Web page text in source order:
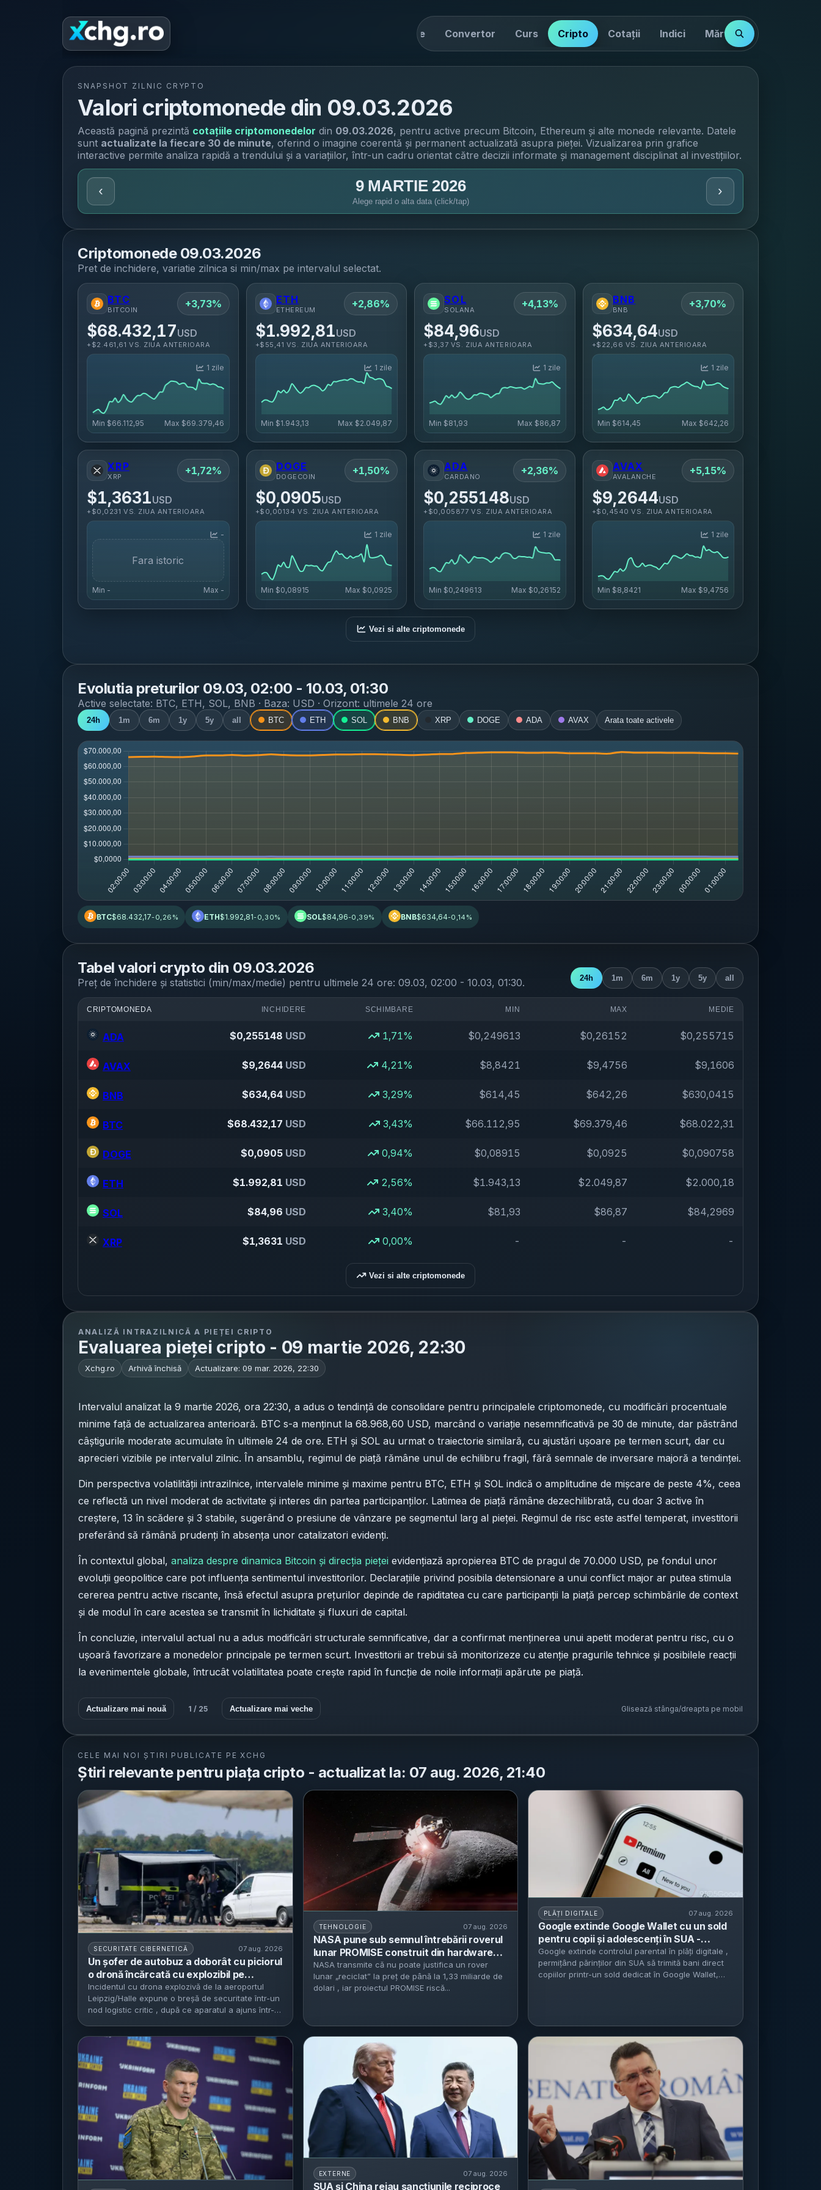
Drive Convertor Curs Cripto Cotații Indici Mărfuri
SNAPSHOT ZILNIC CRYPTO
Valori criptomonede din 09.03.2026
Această pagină prezintă cotațiile criptomonedelor din 09.03.2026, pentru active precum Bitcoin, Ethereum și alte monede relevante. Datele
sunt actualizate la fiecare 30 de minute, oferind o imagine coerentă și permanent actualizată asupra pieței. Vizualizarea prin grafice
interactive permite analiza rapidă a trendului și a variațiilor, într-un cadru orientat către decizii informate și management disciplinat al investițiilor.
‹ 9 MARTIE 2026
Alege rapid o alta data (click/tap)
›
Criptomonede 09.03.2026
Pret de inchidere, variatie zilnica si min/max pe intervalul selectat.
BTC
BITCOIN +3,73%
$68.432,17USD
+$2.461,61 VS. ZIUA ANTERIOARA
1 zile
Min $66.112,95 Max $69.379,46
ETH
ETHEREUM +2,86%
$1.992,81USD
+$55,41 VS. ZIUA ANTERIOARA
1 zile
Min $1.943,13 Max $2.049,87
SOL
SOLANA +4,13%
$84,96USD
+$3,37 VS. ZIUA ANTERIOARA
1 zile
Min $81,93 Max $86,87
BNB
BNB +3,70%
$634,64USD
+$22,66 VS. ZIUA ANTERIOARA
1 zile
Min $614,45 Max $642,26
XRP
XRP +1,72%
$1,3631USD
+$0,0231 VS. ZIUA ANTERIOARA
-
Fara istoric
Min - Max -
DOGE
DOGECOIN +1,50%
$0,0905USD
+$0,00134 VS. ZIUA ANTERIOARA
1 zile
Min $0,08915 Max $0,0925
ADA
CARDANO +2,36%
$0,255148USD
+$0,005877 VS. ZIUA ANTERIOARA
1 zile
Min $0,249613 Max $0,26152
AVAX
AVALANCHE +5,15%
$9,2644USD
+$0,4540 VS. ZIUA ANTERIOARA
1 zile
Min $8,8421 Max $9,4756
Vezi si alte criptomonede
Evolutia preturilor 09.03, 02:00 - 10.03, 01:30
Active selectate: BTC, ETH, SOL, BNB · Baza: USD · Orizont: ultimele 24 ore
24h 1m 6m 1y 5y all BTC ETH SOL BNB XRP DOGE ADA AVAX Arata toate activele
BTC$68.432,17-0,26% ETH$1.992,81-0,30% SOL$84,96-0,39% BNB$634,64-0,14%
Tabel valori crypto din 09.03.2026
Preț de închidere și statistici (min/max/medie) pentru ultimele 24 ore: 09.03, 02:00 - 10.03, 01:30. 24h 1m 6m 1y 5y all
CRIPTOMONEDA INCHIDERE SCHIMBARE MIN MAX MEDIE
ADA $0,255148 USD 1,71% $0,249613 $0,26152 $0,255715
AVAX $9,2644 USD 4,21% $8,8421 $9,4756 $9,1606
BNB $634,64 USD 3,29% $614,45 $642,26 $630,0415
BTC $68.432,17 USD 3,43% $66.112,95 $69.379,46 $68.022,31
DOGE $0,0905 USD 0,94% $0,08915 $0,0925 $0,090758
ETH $1.992,81 USD 2,56% $1.943,13 $2.049,87 $2.000,18
SOL $84,96 USD 3,40% $81,93 $86,87 $84,2969
XRP $1,3631 USD 0,00% - - -
Vezi si alte criptomonede
ANALIZĂ INTRAZILNICĂ A PIEȚEI CRIPTO
Evaluarea pieței cripto - 09 martie 2026, 22:30
Xchg.ro Arhivă închisă Actualizare: 09 mar. 2026, 22:30
Intervalul analizat la 9 martie 2026, ora 22:30, a adus o tendință de consolidare pentru principalele criptomonede, cu modificări procentuale
minime față de actualizarea anterioară. BTC s-a menținut la 68.968,60 USD, marcând o variație nesemnificativă pe 30 de minute, dar păstrând
câștigurile moderate acumulate în ultimele 24 de ore. ETH și SOL au urmat o traiectorie similară, cu ajustări ușoare pe termen scurt, dar cu
aprecieri vizibile pe intervalul zilnic. În ansamblu, regimul de piață rămâne unul de echilibru fragil, fără semnale de inversare majoră a tendinței.
Din perspectiva volatilității intrazilnice, intervalele minime și maxime pentru BTC, ETH și SOL indică o amplitudine de mișcare de peste 4%, ceea
ce reflectă un nivel moderat de activitate și interes din partea participanților. Latimea de piață rămâne dezechilibrată, cu doar 3 active în
creștere, 13 în scădere și 3 stabile, sugerând o presiune de vânzare pe segmentul larg al pieței. Regimul de risc este astfel temperat, investitorii
preferând să rămână prudenți în absența unor catalizatori evidenți.
În contextul global, analiza despre dinamica Bitcoin și direcția pieței evidențiază apropierea BTC de pragul de 70.000 USD, pe fondul unor
evoluții geopolitice care pot influența sentimentul investitorilor. Declarațiile privind posibila detensionare a unui conflict major ar putea stimula
cererea pentru active riscante, însă efectul asupra prețurilor depinde de rapiditatea cu care participanții la piață percep schimbările de context
și de modul în care acestea se transmit în lichiditate și fluxuri de capital.
În concluzie, intervalul actual nu a adus modificări structurale semnificative, dar a confirmat menținerea unui apetit moderat pentru risc, cu o
ușoară favorizare a monedelor principale pe termen scurt. Investitorii ar trebui să monitorizeze cu atenție pragurile tehnice și posibilele reacții
la evenimentele globale, întrucât volatilitatea poate crește rapid în funcție de noile informații apărute pe piață.
Actualizare mai nouă 1 / 25 Actualizare mai veche Glisează stânga/dreapta pe mobil
CELE MAI NOI ȘTIRI PUBLICATE PE XCHG
Știri relevante pentru piața cripto - actualizat la: 07 aug. 2026, 21:40
SECURITATE CIBERNETICĂ 07 aug. 2026
Un șofer de autobuz a doborât cu piciorul
o dronă încărcată cu explozibil pe
aeroportul Leipzig/Halle - Parchetul
federal a deschis anchetă de terorism,
iar originea dronei rămâne neclară
Incidentul cu drona explozivă de la aeroportul
Leipzig/Halle expune o breșă de securitate într-un
nod logistic critic , după ce aparatul a ajuns într-
TEHNOLOGIE 07 aug. 2026
NASA pune sub semnul întrebării roverul
lunar PROMISE construit din hardware
reciclat de la Curiosity și Perseverance -
estimările ajung la 723 milioane–1,33
miliarde de dolari
NASA transmite că nu poate justifica un rover
lunar „reciclat” la preț de până la 1,33 miliarde de
dolari , iar proiectul PROMISE riscă...
PLĂȚI DIGITALE 07 aug. 2026
Google extinde Google Wallet cu un sold
pentru copii și adolescenți în SUA -
părinții pot transfera bani și seta limite
prin Family Link
Google extinde controlul parental în plăți digitale ,
permițând părinților din SUA să trimită bani direct
copiilor printr-un sold dedicat în Google Wallet,
EXTERNE 07 aug. 2026
SUA și China reiau sancțiunile reciproce